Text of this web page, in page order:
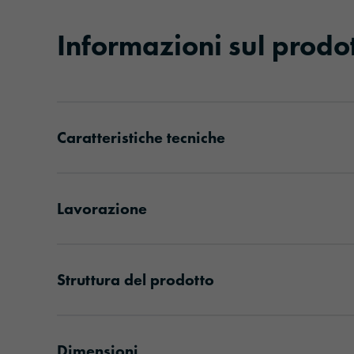
Informazioni sul
Caratteristiche tecniche
Lavorazione
Struttura del prodotto